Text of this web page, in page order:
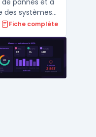
de pannes et à
des systèmes
de chaos
d’automatiser
en
Fiche complète